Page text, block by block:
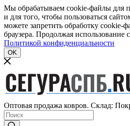
Мы обрабатываем cookie-файлы для
и для того, чтобы пользоваться
можете запретить обработку cookie-
браузера. Продолжая использование
Политикой конфиденциальности
OK
Оптовая продажа ковров. Склад: